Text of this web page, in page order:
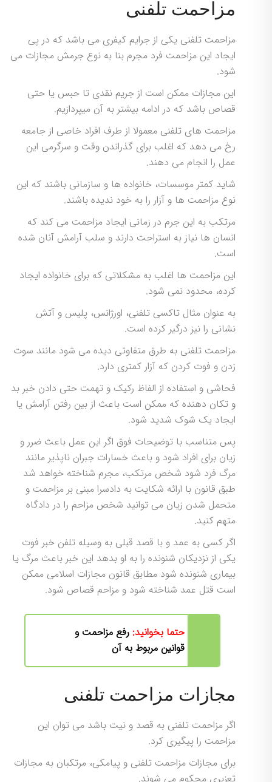
مزاحمت تلفنی
مزاحمت تلفنی یکی از جرایم کیفری می باشد که در پی
ایجاد این مزاحمت فرد مجرم بنا به نوع جرمش مجازات می
شود.
این مجازات ممکن است از جریم نقدی تا حبس یا حتی
قصاص باشد که در ادامه بیشتر به آن میپردازیم.
مزاحمت های تلفنی معمولا از طرف افراد خاصی از جامعه
رخ می دهد که اغلب برای گذراندن وقت و سرگرمی این
عمل را انجام می دهند.
شاید کمتر موسسات، خانواده ها و سازمانی باشند که این
نوع مزاحمت ها و آزار را به خود ندیده باشند.
مرتکب به این جرم در زمانی ایجاد مزاحمت می کند که
انسان ها نیاز به استراحت دارند و سلب آرامش آنان شده
است.
این مزاحمت ها اغلب به مشکلاتی که برای خانواده ایجاد
کرده، محدود نمی شود.
به عنوان مثال تاکسی تلفنی، اورژانس، پلیس و آتش
نشانی را نیز درگیر کرده است.
مزاحمت تلفنی به طرق متفاوتی دیده می شود مانند سوت
زدن و فوت کردن که آزار کمتری دارد.
فحاشی و استفاده از الفاظ رکیک و تهمت حتی دادن خبر بد
و تکان دهنده که ممکن است باعث از بین رفتن آرامش یا
ایجاد یک شوک شدید شود.
پس متناسب با توضیحات فوق اگر این عمل باعث ضرر و
زیان برای افراد شود و باعث خسارات جبران ناپذیر مانند
مرگ فرد شود شخص مرتکب، مجرم شناخته خواهد شد
طبق قانون با ارائه شکایت به دادسرا مبنی بر مزاحمت و
متحمل شدن زیان می توانید شخص مزاحم را در دادگاه
متهم کنید.
اگر کسی به عمد و با قصد قبلی به وسیله تلفن خبر فوت
یکی از نزدیکان شنونده را به او بدهد این خبر باعث مرگ یا
بیماری شنونده شود مطابق قانون مجازات اسلامی ممکن
است قتل عمد شناخته شود و مزاحم قصاص شود.
حتما بخوانید: رفع مزاحمت و
قوانین مربوط به آن
مجازات مزاحمت تلفنی
اگر مزاحمت تلفنی به قصد و نیت باشد می توان این
مزاحمت را پیگیری کرد.
برای مجازات مزاحمت تلفنی و پیامکی، مرتکبان به مجازات
تعزیری محکوم می شوند.